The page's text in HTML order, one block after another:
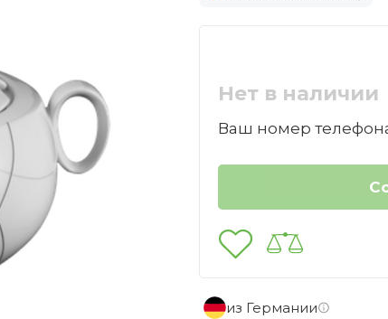
Нет в наличии
Ваш номер
из Германии